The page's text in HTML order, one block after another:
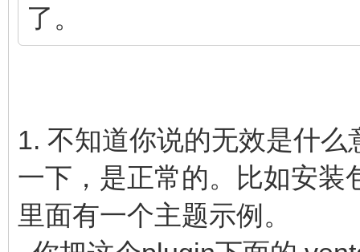
了。
1. 不知道你说的无效是什
一下，是正常的。比如安装
里面有一个主题示例。